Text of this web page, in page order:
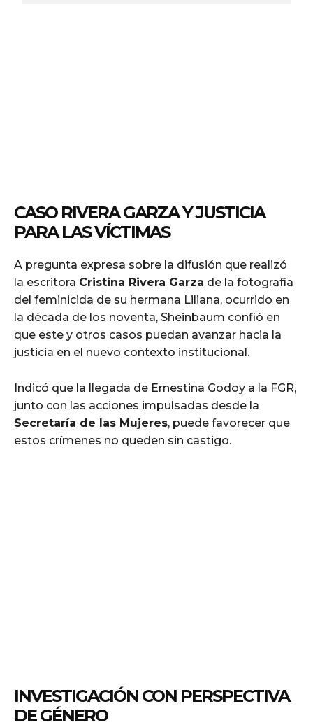
CASO RIVERA GARZA Y JUSTICIA
PARA LAS VÍCTIMAS
A pregunta expresa sobre la difusión que realizó
la escritora Cristina Rivera Garza de la fotografía
del feminicida de su hermana Liliana, ocurrido en
la década de los noventa, Sheinbaum confió en
que este y otros casos puedan avanzar hacia la
justicia en el nuevo contexto institucional.
Indicó que la llegada de Ernestina Godoy a la FGR,
junto con las acciones impulsadas desde la
Secretaría de las Mujeres, puede favorecer que
estos crímenes no queden sin castigo.
INVESTIGACIÓN CON PERSPECTIVA
DE GÉNERO